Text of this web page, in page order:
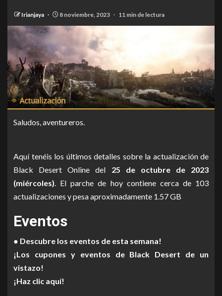
Irianjaya 8 noviembre, 2023 11 min de lectura
Saludos, aventureros.
Aquí tenéis los últimos detalles sobre la actualización de
Black Desert Online del 25 de octubre de 2023
(miércoles) . El parche de hoy contiene cerca de 103
actualizaciones y pesa aproximadamente 1.57 GB
Eventos
● Descubre los eventos de esta semana!
¡Los cupones y eventos de Black Desert de un
vistazo!
¡Haz clic aquí!